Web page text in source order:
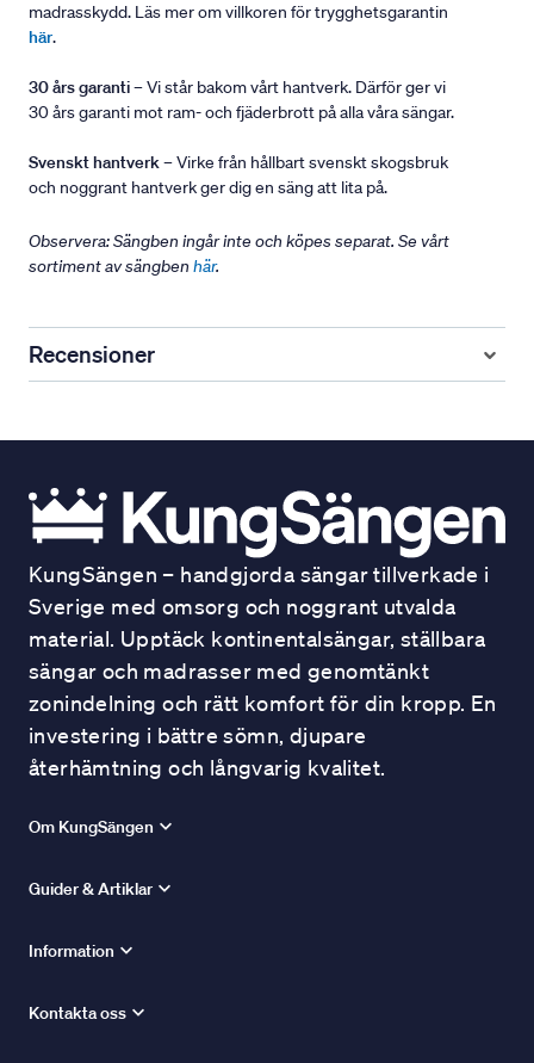
madrasskydd. Läs mer om villkoren för trygghetsgarantin
här.
30 års garanti– Vi står bakom vårt hantverk. Därför ger vi
30 års garanti mot ram- och fjäderbrott på alla våra sängar.
Svenskt hantverk– Virke från hållbart svenskt skogsbruk
och noggrant hantverk ger dig en säng att lita på.
Observera: Sängben ingår inte och köpes separat. Se vårt
sortiment av sängben här.
Recensioner
KungSängen – handgjorda sängar tillverkade i
Sverige med omsorg och noggrant utvalda
material. Upptäck kontinentalsängar, ställbara
sängar och madrasser med genomtänkt
zonindelning och rätt komfort för din kropp. En
investering i bättre sömn, djupare
återhämtning och långvarig kvalitet.
Om KungSängen
Guider & Artiklar
Information
Kontakta oss